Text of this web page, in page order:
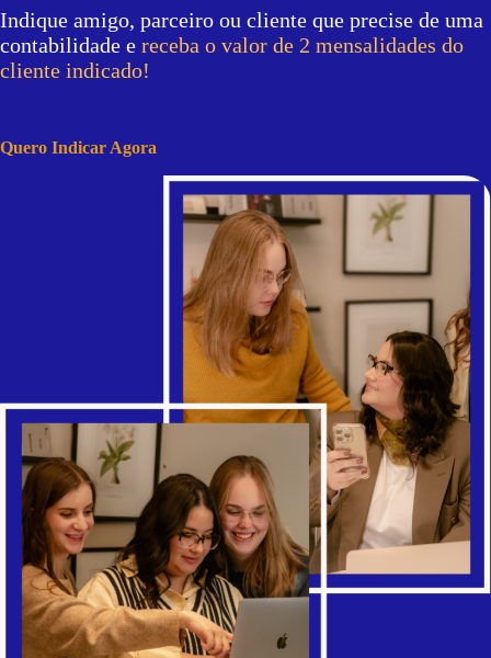
Indique amigo, parceiro ou cliente que precise de uma
contabilidade e receba o valor de 2 mensalidades do
cliente indicado!
Quero Indicar Agora